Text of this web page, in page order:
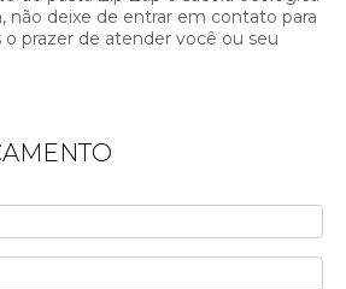
não deixe de entrar em contato para
o prazer de atender você ou seu